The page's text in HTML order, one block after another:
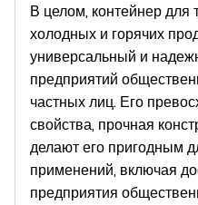
В целом, контейнер для
холодных и горячих
универсальный и
предприятий
частных лиц. Его
свойства, прочная
делают его пригодным
применений, включая
предприятия